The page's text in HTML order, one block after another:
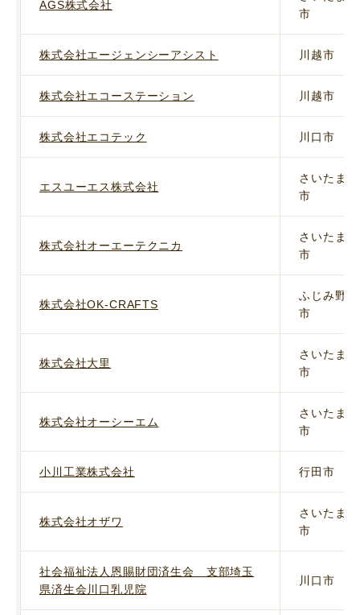
AGS株式会社
市
株式会社エージェンシーアシスト 川越市
株式会社エコーステーション 川越市
株式会社エコテック 川口市
エスユーエス株式会社
さいたま
市
株式会社オーエーテクニカ
さいたま
市
株式会社OK-CRAFTS
ふじみ野
市
株式会社大里
さいたま
市
株式会社オーシーエム
さいたま
市
小川工業株式会社 行田市
株式会社オザワ
さいたま
市
社会福祉法人恩賜財団済生会 支部埼玉
県済生会川口乳児院
川口市